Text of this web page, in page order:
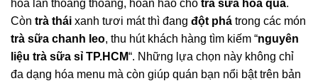
hoa lan thoang thoảng, hoàn hảo cho trà sữa hoa quả.
Còn trà thái xanh tươi mát thì đang đột phá trong các món
trà sữa chanh leo, thu hút khách hàng tìm kiếm “nguyên
liệu trà sữa sỉ TP.HCM“. Những lựa chọn này không chỉ
đa dạng hóa menu mà còn giúp quán bạn nổi bật trên bản